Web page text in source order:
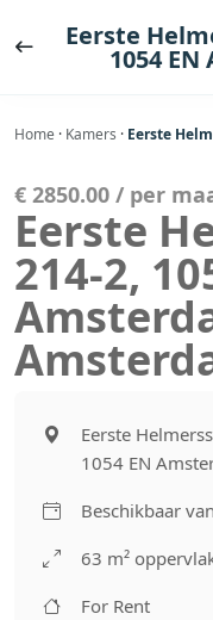
naar
Eerste
1054
Home · Kamers · Eerste
€ 2850.00 / per
Eerste
214-2,
Eerste
1054 EN
Beschikbaar
63 m²
For Rent